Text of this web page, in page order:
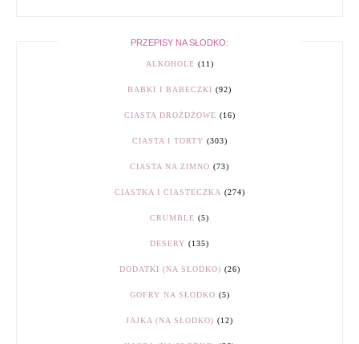
PRZEPISY NA SŁODKO:
ALKOHOLE (11)
BABKI I BABECZKI (92)
CIASTA DROŻDŻOWE (16)
CIASTA I TORTY (303)
CIASTA NA ZIMNO (73)
CIASTKA I CIASTECZKA (274)
CRUMBLE (5)
DESERY (135)
DODATKI (NA SŁODKO) (26)
GOFRY NA SŁODKO (5)
JAJKA (NA SŁODKO) (12)